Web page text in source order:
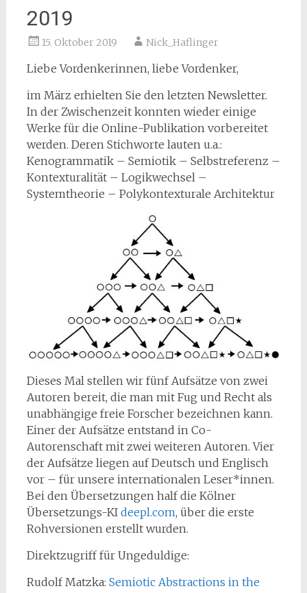
2019
15. Oktober 2019 Nick_Haflinger
Liebe Vordenkerinnen, liebe Vordenker,
im März erhielten Sie den letzten Newsletter.
In der Zwischenzeit konnten wieder einige
Werke für die Online-Publikation vorbereitet
werden. Deren Stichworte lauten u.a.:
Kenogrammatik – Semiotik – Selbstreferenz –
Kontexturalität – Logikwechsel –
Systemtheorie – Polykontexturale Architektur
Dieses Mal stellen wir fünf Aufsätze von zwei
Autoren bereit, die man mit Fug und Recht als
unabhängige freie Forscher bezeichnen kann.
Einer der Aufsätze entstand in Co-
Autorenschaft mit zwei weiteren Autoren. Vier
der Aufsätze liegen auf Deutsch und Englisch
vor – für unsere internationalen Leser*innen.
Bei den Übersetzungen half die Kölner
Übersetzungs-KI deepl.com, über die erste
Rohversionen erstellt wurden.
Direktzugriff für Ungeduldige:
Rudolf Matzka: Semiotic Abstractions in the